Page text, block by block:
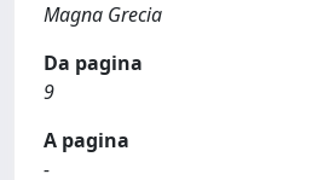
Magna Grecia
Da pagina
9
A pagina
-